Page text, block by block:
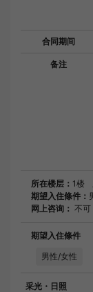
合同期间
备注
所在楼层： 1楼
期望入住條件：
网上咨询： 不可
期望入住條件
男性/女性
采光・日照